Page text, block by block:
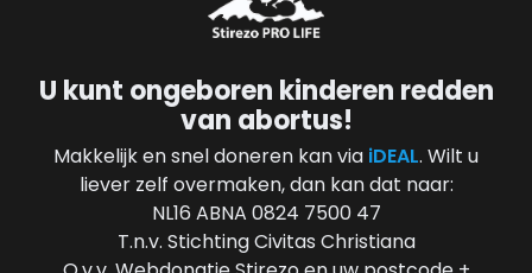
U kunt ongeboren kinderen redden
van abortus!
Makkelijk en snel doneren kan via iDEAL. Wilt u
liever zelf overmaken, dan kan dat naar:
NL16 ABNA 0824 7500 47
T.n.v. Stichting Civitas Christiana